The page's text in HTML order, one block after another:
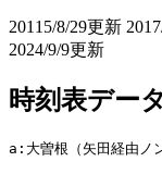
20115/8/29更新
2024/9/9更新
時刻表デー
a:大曽根（矢田経由ノ